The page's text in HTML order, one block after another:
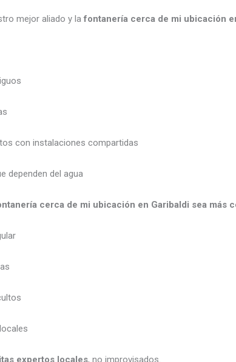
mejor aliado y lafontanería cerca de mi ubicación
con instalaciones compartidas
dependen del agua
cerca de mi ubicación en Garibaldi sea más
expertos locales, no improvisados.